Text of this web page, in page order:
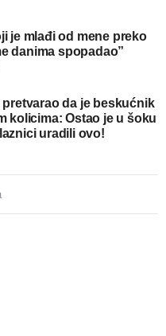
je mlađi od mene preko
danima spopadao”
pretvarao da je beskućnik
kolicima: Ostao je u šoku
uradili ovo!